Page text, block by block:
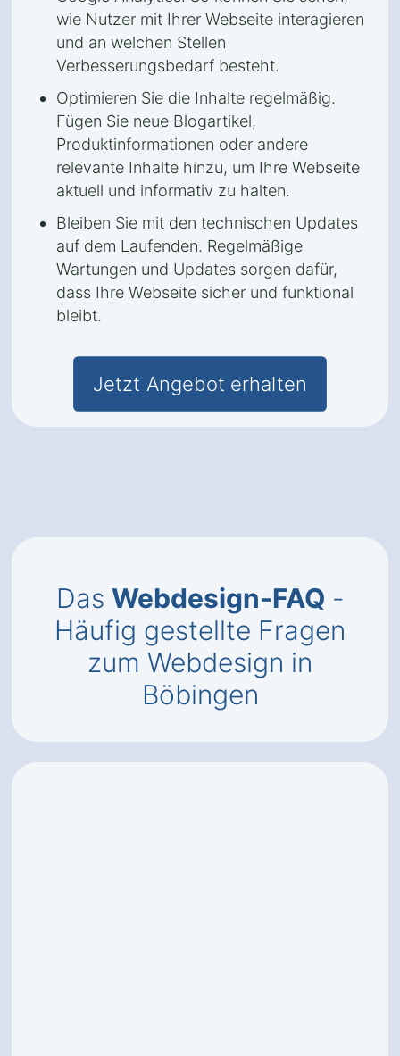
wie Nutzer mit Ihrer Webseite interagieren
und an welchen Stellen
Verbesserungsbedarf besteht.
Optimieren Sie die Inhalte regelmäßig.
Fügen Sie neue Blogartikel,
Produktinformationen oder andere
relevante Inhalte hinzu, um Ihre Webseite
aktuell und informativ zu halten.
Bleiben Sie mit den technischen Updates
auf dem Laufenden. Regelmäßige
Wartungen und Updates sorgen dafür,
dass Ihre Webseite sicher und funktional
bleibt.
Jetzt Angebot erhalten
Das Webdesign-FAQ -
Häufig gestellte Fragen
zum Webdesign in
Böbingen